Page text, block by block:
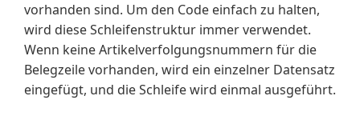
vorhanden sind. Um den Code einfach zu halten,
wird diese Schleifenstruktur immer verwendet.
Wenn keine Artikelverfolgungsnummern für die
Belegzeile vorhanden, wird ein einzelner Datensatz
eingefügt, und die Schleife wird einmal ausgeführt.